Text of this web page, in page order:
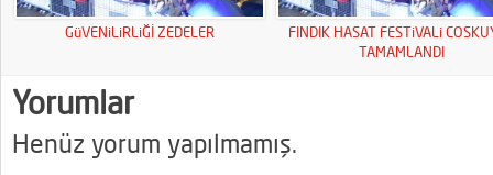
GüVENiLiRLiĞİ ZEDELER
FINDIK HASAT FESTiVALi
TAMAMLANDI
Yorumlar
Henüz yorum yapılmamış.